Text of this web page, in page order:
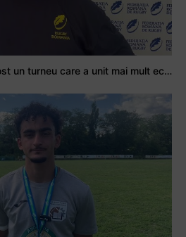
Stejarul Iulian Hartig: A fost un turneu care a unit mai mult echipa